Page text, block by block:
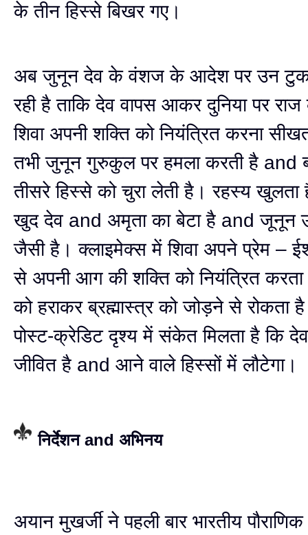
के तीन हिस्से बिखर गए।
अब जुनून देव के वंशज के आदेश पर उन
रही है ताकि देव वापस आकर दुनिया पर
शिवा अपनी शक्ति को नियंत्रित करना
तभी जुनून गुरुकुल पर हमला करती है and
तीसरे हिस्से को चुरा लेती है। रहस्य खुलता
खुद देव and अमृता का बेटा है and जूनून
जैसी है। क्लाइमेक्स में शिवा अपने प्रेम –
से अपनी आग की शक्ति को नियंत्रित
को हराकर ब्रह्मास्त्र को जोड़ने से रोकता
पोस्ट‑क्रेडिट दृश्य में संकेत मिलता है कि
जीवित है and आने वाले हिस्सों में लौटेगा।
निर्देशन and अभिनय
अयान मुखर्जी ने पहली बार भारतीय